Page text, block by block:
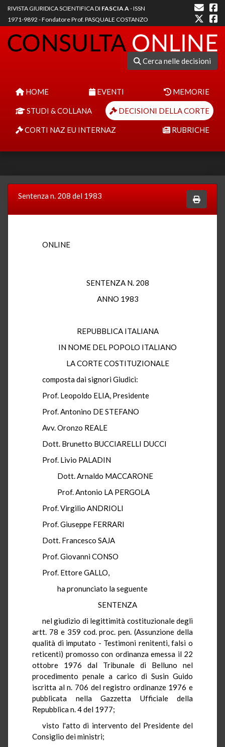
RIVISTA GIURIDICA SCIENTIFICA DI FASCIA A- ISSN
1971-9892 - Fondatore Prof. PASQUALE COSTANZO
Cerca nelle decisioni
HOME EVENTI MEMORIE
STUDI & COLLANA DECISIONI DELLA CORTE
CORTI NAZ EU INTERNAZ RUBRICHE
Sentenza n. 208 del 1983
ONLINE
SENTENZA N. 208
ANNO 1983
REPUBBLICA ITALIANA
IN NOME DEL POPOLO ITALIANO
LA CORTE COSTITUZIONALE
composta dai signori Giudici:
Prof. Leopoldo ELIA, Presidente
Prof. Antonino DE STEFANO
Avv. Oronzo REALE
Dott. Brunetto BUCCIARELLI DUCCI
Prof. Livio PALADIN
Dott. Arnaldo MACCARONE
Prof. Antonio LA PERGOLA
Prof. Virgilio ANDRIOLI
Prof. Giuseppe FERRARI
Dott. Francesco SAJA
Prof. Giovanni CONSO
Prof. Ettore GALLO,
ha pronunciato la seguente
SENTENZA
nel giudizio di legittimità costituzionale degli
artt. 78 e 359 cod. proc. pen. (Assunzione della
qualità di imputato - Testimoni renitenti, falsi o
reticenti) promosso con ordinanza emessa il 22
ottobre 1976 dal Tribunale di Belluno nel
procedimento penale a carico di Susin Guido
iscritta al n. 706 del registro ordinanze 1976 e
pubblicata nella Gazzetta Ufficiale della
Repubblica n. 4 del 1977;
visto l'atto di intervento del Presidente del
Consiglio dei ministri;